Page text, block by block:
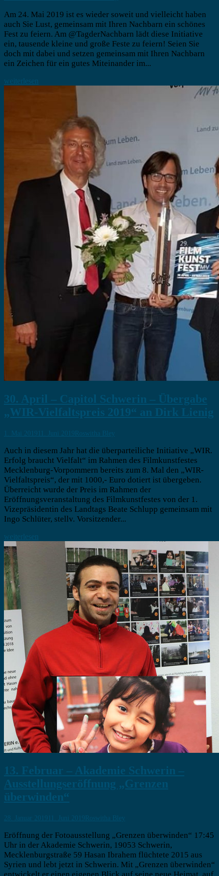
Am 24. Mai 2019 ist es wieder soweit und vielleicht haben
auch Sie Lust, gemeinsam mit Ihren Nachbarn ein schönes
Fest zu feiern. Am @TagderNachbarn lädt diese Initiative
ein, tausende kleine und große Feste zu feiern! Seien Sie
doch mit dabei und setzen gemeinsam mit Ihren Nachbarn
ein Zeichen für ein gutes Miteinander im...
weiterlesen
30. April – Capitol Schwerin – Übergabe
„WIR-Vielfaltspreis 2019“ an Dirk Lienig
1. Mai 2019 11. Juni 2019 Roswitha Bley
Auch in diesem Jahr hat die überparteiliche Initiative „WIR.
Erfolg braucht Vielfalt“ im Rahmen des Filmkunstfestes
Mecklenburg-Vorpommern bereits zum 8. Mal den „WIR-
Vielfaltspreis“, der mit 1000,- Euro dotiert ist übergeben.
Überreicht wurde der Preis im Rahmen der
Eröffnungsveranstaltung des Filmkunstfestes von der 1.
Vizepräsidentin des Landtags Beate Schlupp gemeinsam mit
Ingo Schlüter, stellv. Vorsitzender...
weiterlesen
13. Februar – Akademie Schwerin –
Ausstellungseröffnung „Grenzen
überwinden“
28. Januar 2019 11. Juni 2019 Roswitha Bley
Eröffnung der Fotoausstellung „Grenzen überwinden“ 17:45
Uhr in der Akademie Schwerin, 19053 Schwerin,
Mecklenburgstraße 59 Hasan Ibrahem flüchtete 2015 aus
Syrien und lebt jetzt in Schwerin. Mit „Grenzen überwinden“